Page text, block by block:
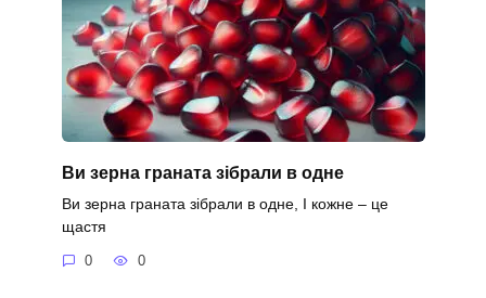
Ви зерна граната зібрали в одне
Ви зерна граната зібрали в одне, І кожне – це
щастя
0 0